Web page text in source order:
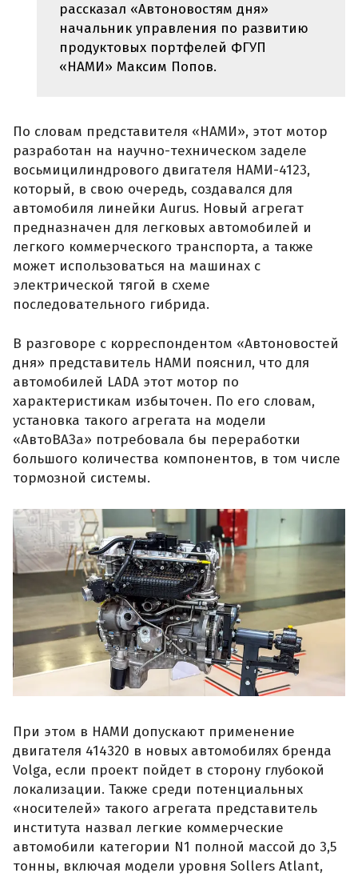
рассказал «Автоновостям дня»
начальник управления по развитию
продуктовых портфелей ФГУП
«НАМИ» Максим Попов.
По словам представителя «НАМИ», этот мотор
разработан на научно-техническом заделе
восьмицилиндрового двигателя НАМИ-4123,
который, в свою очередь, создавался для
автомобиля линейки Aurus. Новый агрегат
предназначен для легковых автомобилей и
легкого коммерческого транспорта, а также
может использоваться на машинах с
электрической тягой в схеме
последовательного гибрида.
В разговоре с корреспондентом «Автоновостей
дня» представитель НАМИ пояснил, что для
автомобилей LADA этот мотор по
характеристикам избыточен. По его словам,
установка такого агрегата на модели
«АвтоВАЗа» потребовала бы переработки
большого количества компонентов, в том числе
тормозной системы.
При этом в НАМИ допускают применение
двигателя 414320 в новых автомобилях бренда
Volga, если проект пойдет в сторону глубокой
локализации. Также среди потенциальных
«носителей» такого агрегата представитель
института назвал легкие коммерческие
автомобили категории N1 полной массой до 3,5
тонны, включая модели уровня Sollers Atlant,